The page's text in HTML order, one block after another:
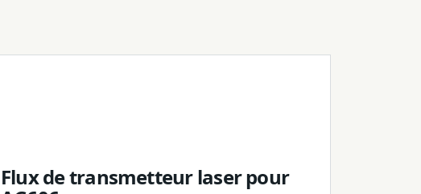
Flux de transmetteur laser pour